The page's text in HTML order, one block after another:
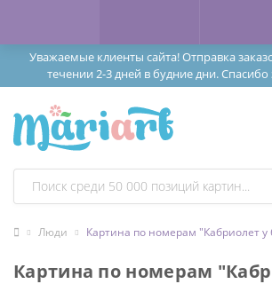
Уважаемые клиенты сайта! Отправка
течении 2-3 дней в будние дни.
Люди Картина по номерам "Кабриолет
Картина по номерам